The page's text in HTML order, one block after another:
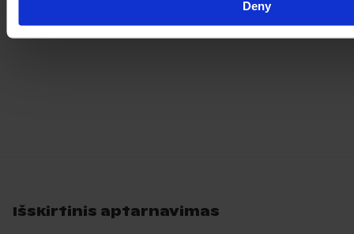
Deny
Išskirtinis aptarnavimas